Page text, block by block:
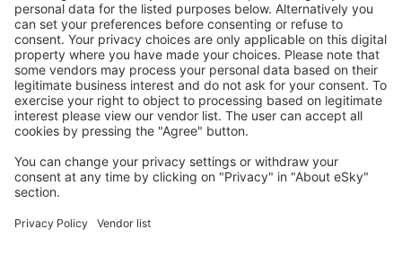
Rezervare fără griji cu opțiune gratuită de anulare.
Economiseşte mai mult
Prețuri atractive și oferte speciale pentru utilizatorii
conectați.
Alege din peste 1,3 mil. de opţiuni: hoteluri, cabane,
apartamente și altele.